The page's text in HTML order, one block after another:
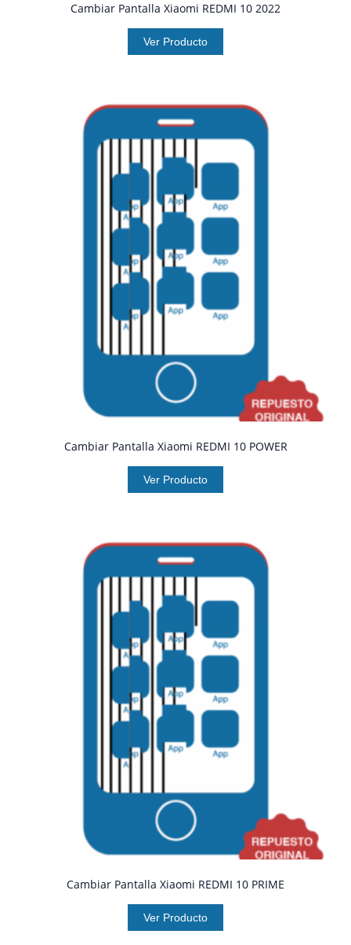
Cambiar Pantalla Xiaomi REDMI 10 2022
Ver Producto
Cambiar Pantalla Xiaomi REDMI 10 POWER
Ver Producto
Cambiar Pantalla Xiaomi REDMI 10 PRIME
Ver Producto